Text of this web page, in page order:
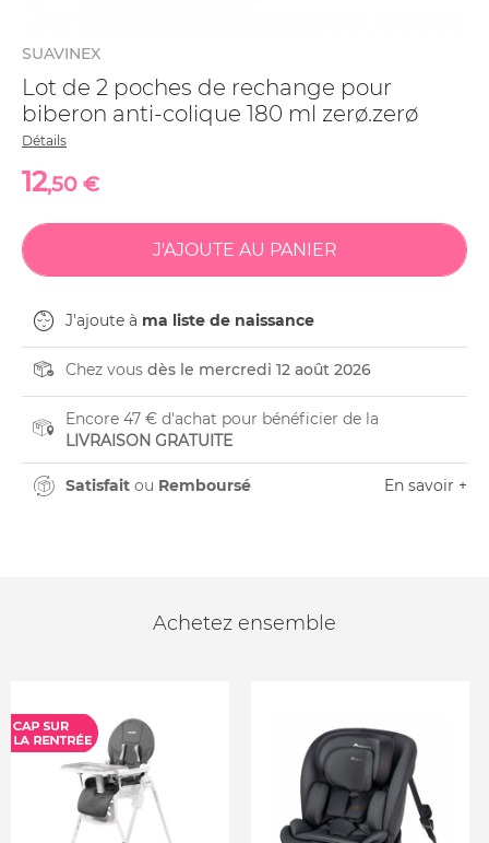
SUAVINEX
Lot de 2 poches de rechange pour
biberon anti-colique 180 ml zerø.zerø
Détails
12,50 €
J'ajoute à ma liste de naissance
Chez vous dès le mercredi 12 août 2026
Encore 47 € d'achat pour bénéficier de la
LIVRAISON GRATUITE
Satisfait ou Remboursé En savoir +
Achetez ensemble